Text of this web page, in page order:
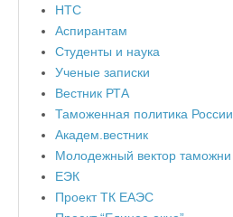
НТС
Аспирантам
Студенты и наука
Ученые записки
Вестник РТА
Таможенная политика России
Академ.вестник
Молодежный вектор таможни
ЕЭК
Проект ТК ЕАЭС